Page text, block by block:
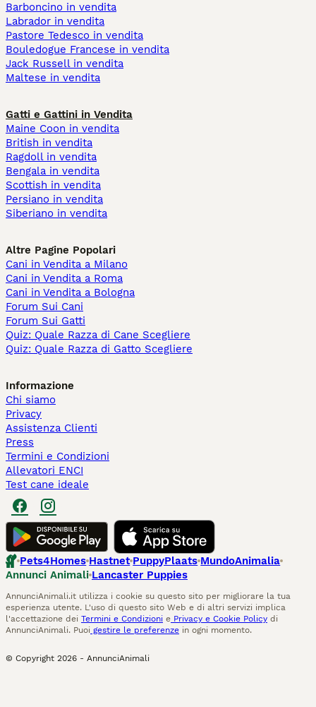
Barboncino in vendita
Labrador in vendita
Pastore Tedesco in vendita
Bouledogue Francese in vendita
Jack Russell in vendita
Maltese in vendita
Gatti e Gattini in Vendita
Maine Coon in vendita
British in vendita
Ragdoll in vendita
Bengala in vendita
Scottish in vendita
Persiano in vendita
Siberiano in vendita
Altre Pagine Popolari
Cani in Vendita a Milano
Cani in Vendita a Roma
Cani in Vendita a Bologna
Forum Sui Cani
Forum Sui Gatti
Quiz: Quale Razza di Cane Scegliere
Quiz: Quale Razza di Gatto Scegliere
Informazione
Chi siamo
Privacy
Assistenza Clienti
Press
Termini e Condizioni
Allevatori ENCI
Test cane ideale
Pets4Homes Hastnet PuppyPlaats MundoAnimalia
Annunci Animali Lancaster Puppies
AnnunciAnimali.it utilizza i cookie su questo sito per migliorare la tua
esperienza utente. L'uso di questo sito Web e di altri servizi implica
l'accettazione dei Termini e Condizioni e Privacy e Cookie Policy di
AnnunciAnimali. Puoi gestire le preferenze in ogni momento.
© Copyright 2026 - AnnunciAnimali